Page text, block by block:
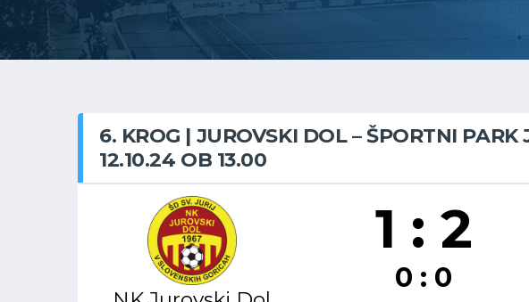
6. KROG | JUROVSKI DOL – ŠPORTNI PARK
12.10.24 OB 13.00
1 : 2
0 : 0